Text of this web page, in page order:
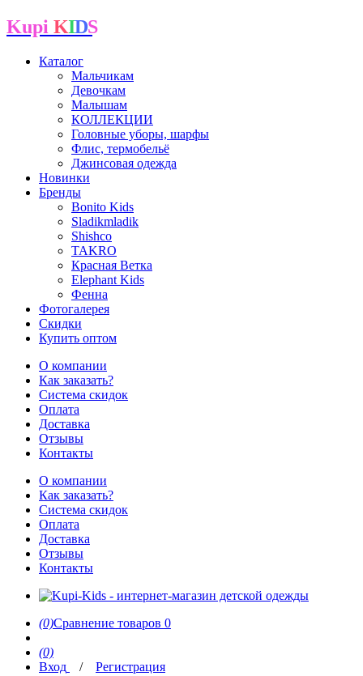
Kupi K I D S
Каталог
Мальчикам
Девочкам
Малышам
КОЛЛЕКЦИИ
Головные уборы, шарфы
Флис, термобельё
Джинсовая одежда
Новинки
Бренды
Bonito Kids
Sladikmladik
Shishco
TAKRO
Красная Ветка
Elephant Kids
Фенна
Фотогалерея
Скидки
Купить оптом
О компании
Как заказать?
Система скидок
Оплата
Доставка
Отзывы
Контакты
О компании
Как заказать?
Система скидок
Оплата
Доставка
Отзывы
Контакты
(0)Сравнение товаров 0
(0)
Вход
/
Регистрация